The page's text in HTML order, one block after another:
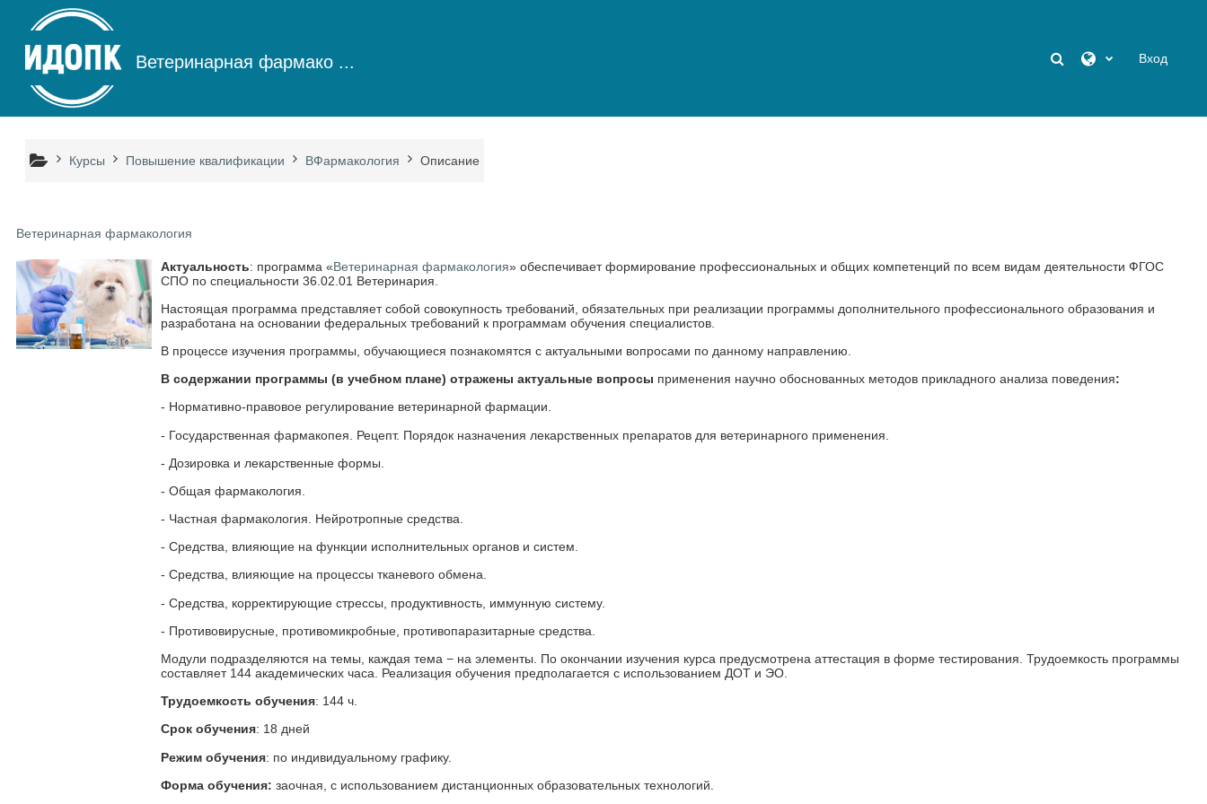
Перейти к основному содержанию
Ветеринарная фармако ... Изменить данные
Вход
Курсы Повышение квалификации ВФармакология Описание
Ветеринарная фармакология
Актуальность: программа «Ветеринарная фармакология» обеспечивает формирование профессиональных и общих компетенций по всем видам деятельности ФГОС
СПО по специальности 36.02.01 Ветеринария.
Настоящая программа представляет собой совокупность требований, обязательных при реализации программы дополнительного профессионального образования и
разработана на основании федеральных требований к программам обучения специалистов.
В процессе изучения программы, обучающиеся познакомятся с актуальными вопросами по данному направлению.
В содержании программы (в учебном плане) отражены актуальные вопросы применения научно обоснованных методов прикладного анализа поведения:
- Нормативно-правовое регулирование ветеринарной фармации.
- Государственная фармакопея. Рецепт. Порядок назначения лекарственных препаратов для ветеринарного применения.
- Дозировка и лекарственные формы.
- Общая фармакология.
- Частная фармакология. Нейротропные средства.
- Средства, влияющие на функции исполнительных органов и систем.
- Средства, влияющие на процессы тканевого обмена.
- Средства, корректирующие стрессы, продуктивность, иммунную систему.
- Противовирусные, противомикробные, противопаразитарные средства.
Модули подразделяются на темы, каждая тема − на элементы. По окончании изучения курса предусмотрена аттестация в форме тестирования. Трудоемкость программы
составляет 144 академических часа. Реализация обучения предполагается с использованием ДОТ и ЭО.
Трудоемкость обучения: 144 ч.
Срок обучения: 18 дней
Режим обучения: по индивидуальному графику.
Форма обучения: заочная, с использованием дистанционных образовательных технологий.